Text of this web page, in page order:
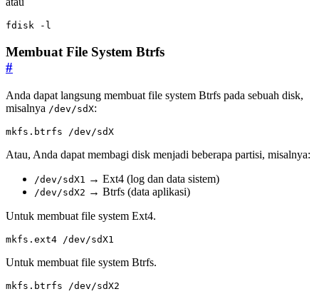
fdisk -l
Membuat File System Btrfs
#
Anda dapat langsung membuat file system Btrfs pada sebuah disk,
misalnya /dev/sdX:
mkfs.btrfs /dev/sdX
Atau, Anda dapat membagi disk menjadi beberapa partisi, misalnya:
/dev/sdX1 → Ext4 (log dan data sistem)
/dev/sdX2 → Btrfs (data aplikasi)
Untuk membuat file system Ext4.
mkfs.ext4 /dev/sdX1
Untuk membuat file system Btrfs.
mkfs.btrfs /dev/sdX2